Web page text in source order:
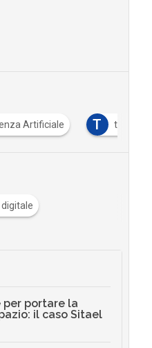
Artificiale
per portare la
il caso Sitael